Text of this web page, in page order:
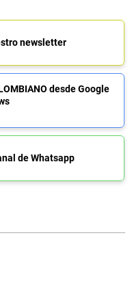
newsletter
desde Google
de Whatsapp